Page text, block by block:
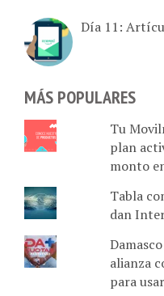
Día 11:
MÁS POPULARES
Tu
plan
monto
Tabla
dan
alianza
para